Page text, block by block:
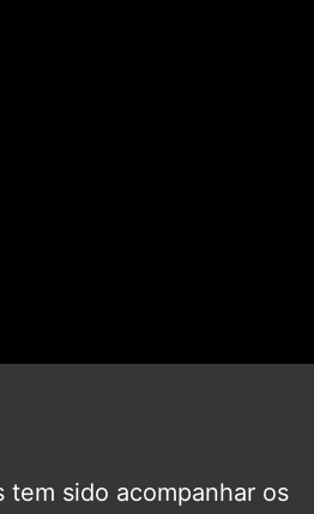
sido acompanhar os